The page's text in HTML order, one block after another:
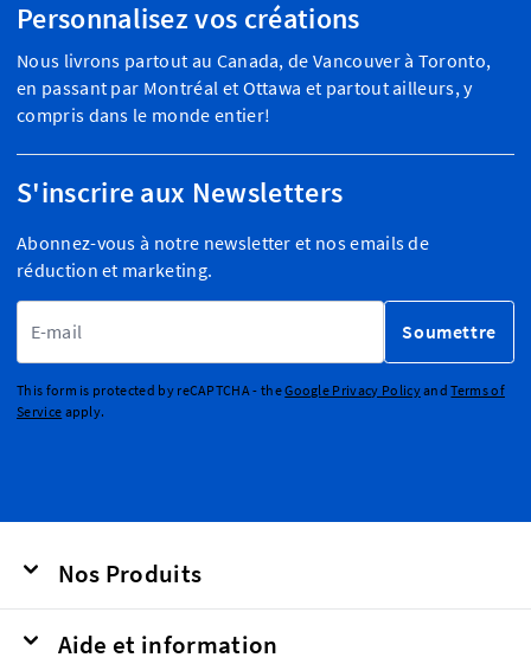
Personnalisez vos créations
Nous livrons partout au Canada, de Vancouver à Toronto,
en passant par Montréal et Ottawa et partout ailleurs, y
compris dans le monde entier!
S'inscrire aux Newsletters
Abonnez-vous à notre newsletter et nos emails de
réduction et marketing.
Soumettre
This form is protected by reCAPTCHA - theGoogle Privacy PolicyandTerms of
Service apply.
Nos Produits
Aide et information